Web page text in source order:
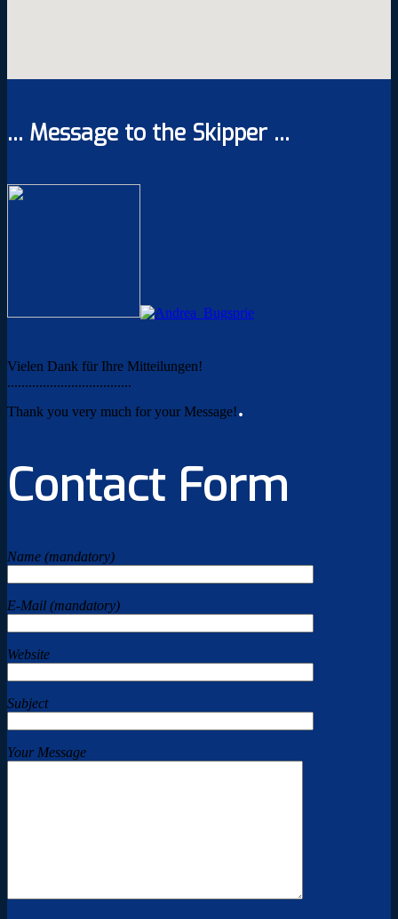
... Message to the Skipper ...
Vielen Dank für Ihre Mitteilungen!
...................................
Thank you very much for your Message!.
Contact Form
Name (mandatory)
E-Mail (mandatory)
Website
Subject
Your Message